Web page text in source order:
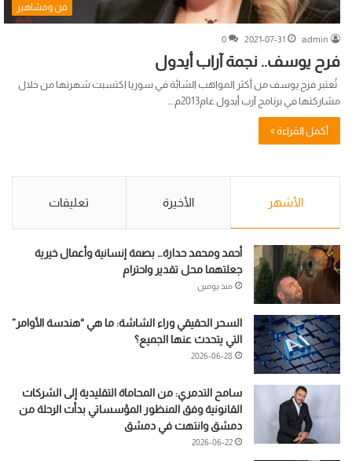
فن ومشاهير
admin
2021-07-31
0
فرح يوسف.. نجمة آراب أيدول
تُعتبر فرح يوسف من أكثر المواهب الشابَّة في سوريا اكتسبت شهرتها من خلال
مشاركتها في برنامج آرب أيدول عام2013م.…
أكمل القراءة »
الأشهر الأخيرة تعليقات
أحمد ومحمد حدارة… بصمة إنسانية وأعمال خيرية
جعلتهما محل تقدير واحترام
منذ يومين
السحر الحقيقي وراء الشاشة: ما هي “هندسة الأوامر”
التي يتحدث عنها الجميع؟
2026-06-28
سامح التدمري: من المحاماة التقليدية إلى الشركات
القانونية وفق المنظور المؤسساتي بدأت الرحلة من
دمشق وانتهت في دمشق
2026-06-22